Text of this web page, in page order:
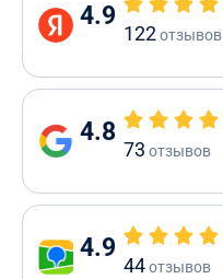
4.9
122отзывов
4.8
73 отзывов
4.9
44отзывов